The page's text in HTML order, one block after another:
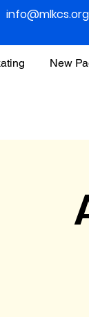
New
info@mlkcs.org